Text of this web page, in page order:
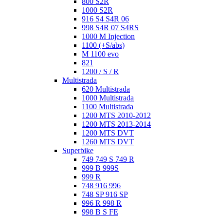
1000 S2R
916 S4 S4R 06
998 S4R 07 S4RS
1000 M Injection
1100 (+S/abs)
M 1100 evo
821
1200 / S / R
Multistrada
620 Multistrada
1000 Multistrada
1100 Multistrada
1200 MTS 2010-2012
1200 MTS 2013-2014
1200 MTS DVT
1260 MTS DVT
Superbike
749 749 S 749 R
999 B 999S
999 R
748 916 996
748 SP 916 SP
996 R 998 R
998 B S FE